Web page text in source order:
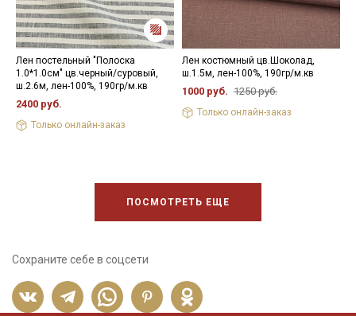
Лен постельный "Полоска
1.0*1.0см" цв.черный/суровый,
ш.2.6м, лен-100%, 190гр/м.кв
2400 руб.
Только онлайн-заказ
Лен костюмный цв.Шоколад,
ш.1.5м, лен-100%, 190гр/м.кв
1000 руб. 1250 руб.
Только онлайн-заказ
ПОСМОТРЕТЬ ЕЩЕ
Сохраните себе в соцсети